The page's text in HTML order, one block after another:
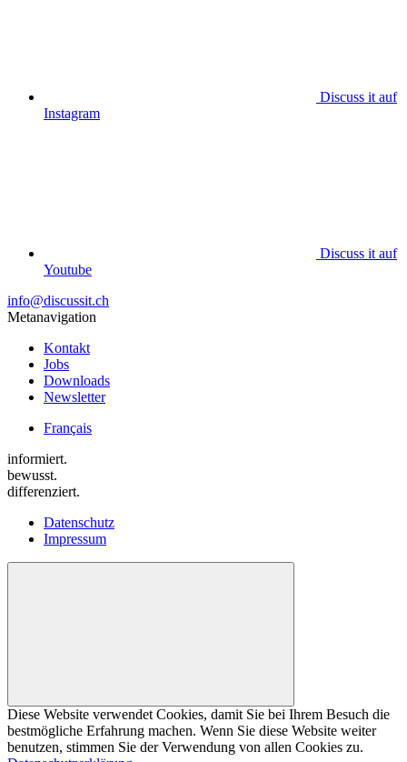
Discuss it auf
Instagram
Discuss it auf
Youtube
info@discussit.ch
Metanavigation
Kontakt
Jobs
Downloads
Newsletter
Français
informiert.
bewusst.
differenziert.
Datenschutz
Impressum
Diese Website verwendet Cookies, damit Sie bei Ihrem Besuch die
bestmögliche Erfahrung machen. Wenn Sie diese Website weiter
benutzen, stimmen Sie der Verwendung von allen Cookies zu.